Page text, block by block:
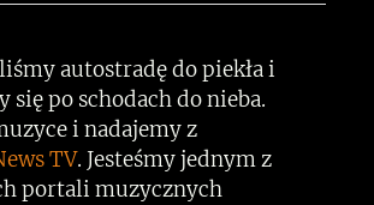
autostradę do piekła i
się po schodach do nieba.
i nadajemy z
TV. Jesteśmy jednym z
portali muzycznych